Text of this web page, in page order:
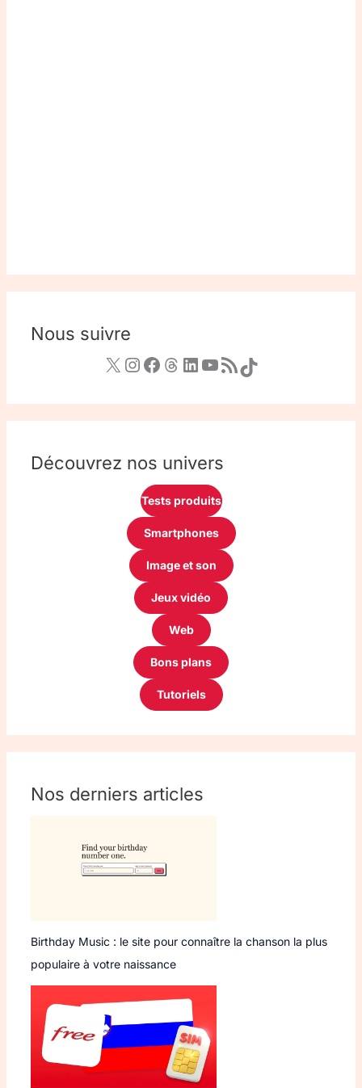
Nous suivre
Découvrez nos univers
Tests produits
Smartphones
Image et son
Jeux vidéo
Web
Bons plans
Tutoriels
Nos derniers articles
Birthday Music : le site pour connaître la chanson la plus
populaire à votre naissance